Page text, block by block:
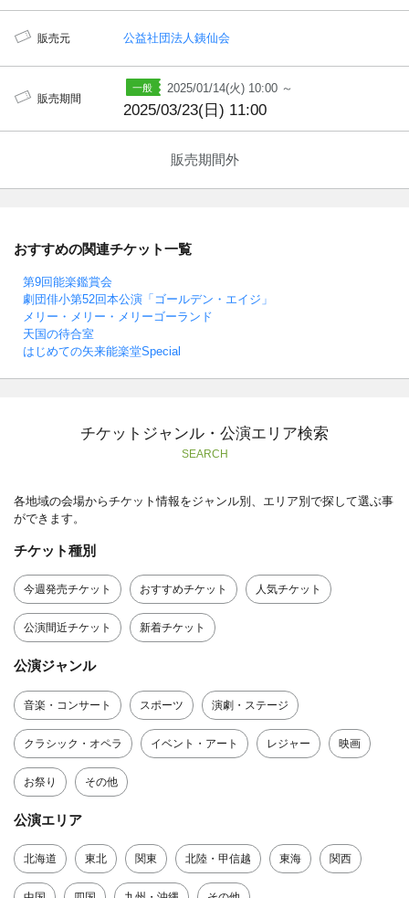
販売元 公益社団法人銕仙会
販売期間
2025/01/14(火) 10:00 ～
2025/03/23(日) 11:00
販売期間外
おすすめの関連チケット一覧
第9回能楽鑑賞会
劇団俳小第52回本公演「ゴールデン・エイジ」
メリー・メリー・メリーゴーランド
天国の待合室
はじめての矢来能楽堂Special
チケットジャンル・公演エリア検索
SEARCH
各地域の会場からチケット情報をジャンル別、エリア別で探して選ぶ事
ができます。
チケット種別
今週発売チケット おすすめチケット 人気チケット
公演間近チケット 新着チケット
公演ジャンル
音楽・コンサート スポーツ 演劇・ステージ
クラシック・オペラ イベント・アート レジャー 映画
お祭り その他
公演エリア
北海道 東北 関東 北陸・甲信越 東海 関西